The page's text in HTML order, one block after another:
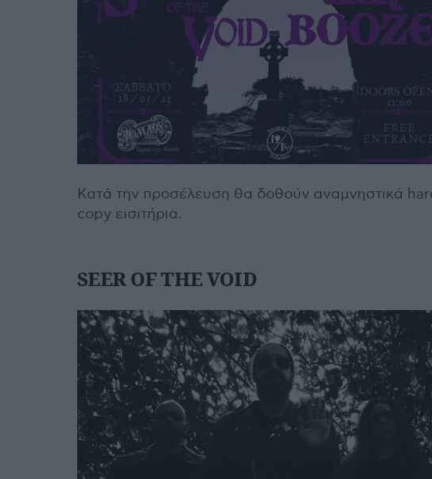
Κατά την προσέλευση θα δοθούν αναμνηστικά
copy εισιτήρια.
SEER OF THE VOID